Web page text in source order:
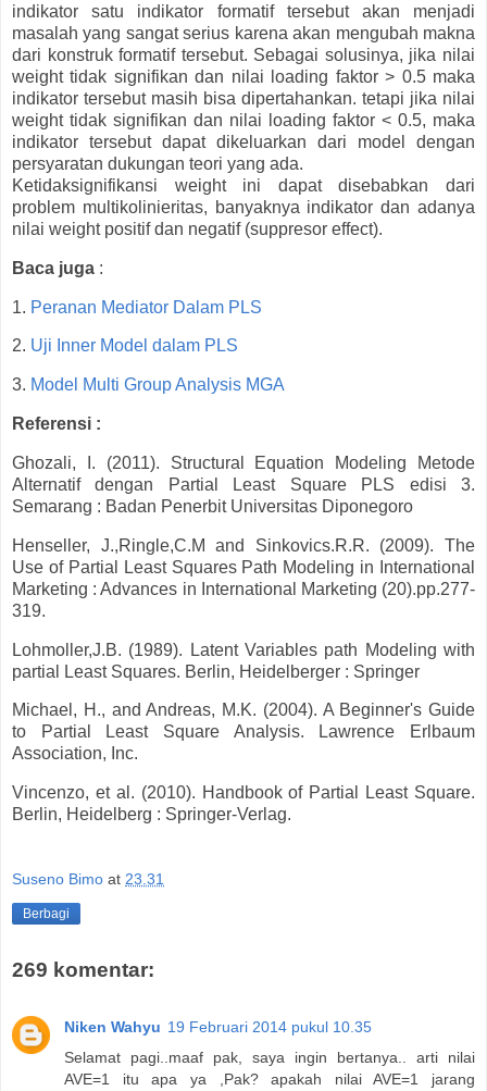
indikator satu indikator formatif tersebut akan menjadi
masalah yang sangat serius karena akan mengubah makna
dari konstruk formatif tersebut. Sebagai solusinya, jika nilai
weight tidak signifikan dan nilai loading faktor > 0.5 maka
indikator tersebut masih bisa dipertahankan. tetapi jika nilai
weight tidak signifikan dan nilai loading faktor < 0.5, maka
indikator tersebut dapat dikeluarkan dari model dengan
persyaratan dukungan teori yang ada.
Ketidaksignifikansi weight ini dapat disebabkan dari
problem multikolinieritas, banyaknya indikator dan adanya
nilai weight positif dan negatif (suppresor effect).
Baca juga :
1. Peranan Mediator Dalam PLS
2. Uji Inner Model dalam PLS
3. Model Multi Group Analysis MGA
Referensi :
Ghozali, I. (2011). Structural Equation Modeling Metode
Alternatif dengan Partial Least Square PLS edisi 3.
Semarang : Badan Penerbit Universitas Diponegoro
Henseller, J.,Ringle,C.M and Sinkovics.R.R. (2009). The
Use of Partial Least Squares Path Modeling in International
Marketing : Advances in International Marketing (20).pp.277-
319.
Lohmoller,J.B. (1989). Latent Variables path Modeling with
partial Least Squares. Berlin, Heidelberger : Springer
Michael, H., and Andreas, M.K. (2004). A Beginner's Guide
to Partial Least Square Analysis. Lawrence Erlbaum
Association, Inc.
Vincenzo, et al. (2010). Handbook of Partial Least Square.
Berlin, Heidelberg : Springer-Verlag.
Suseno Bimo at 23.31
Berbagi
269 komentar:
Niken Wahyu 19 Februari 2014 pukul 10.35
Selamat pagi..maaf pak, saya ingin bertanya.. arti nilai
AVE=1 itu apa ya ,Pak? apakah nilai AVE=1 jarang